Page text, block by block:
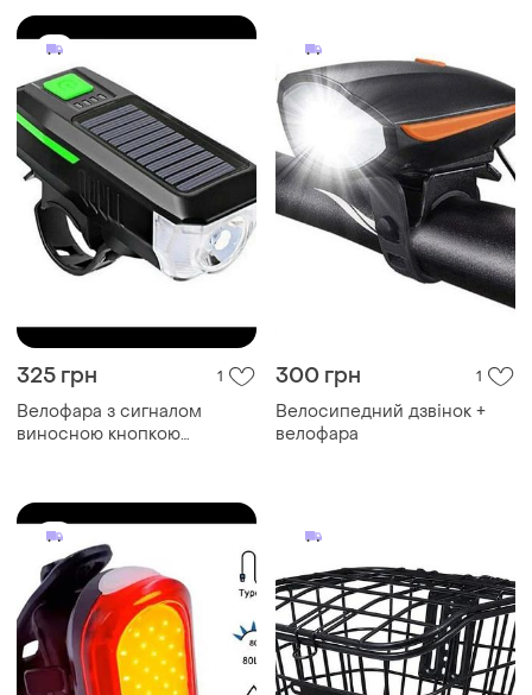
325 грн 1
Велофара з сигналом
виносною кнопкою
300 грн 1
Велосипедний дзвінок +
велофара